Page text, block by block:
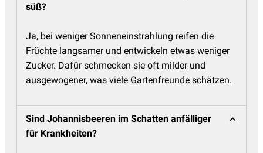
süß?
Ja, bei weniger Sonneneinstrahlung reifen die
Früchte langsamer und entwickeln etwas weniger
Zucker. Dafür schmecken sie oft milder und
ausgewogener, was viele Gartenfreunde schätzen.
Sind Johannisbeeren im Schatten anfälliger
für Krankheiten?